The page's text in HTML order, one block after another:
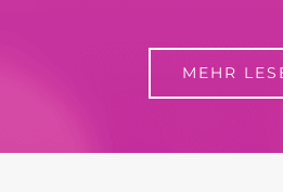
MEHR